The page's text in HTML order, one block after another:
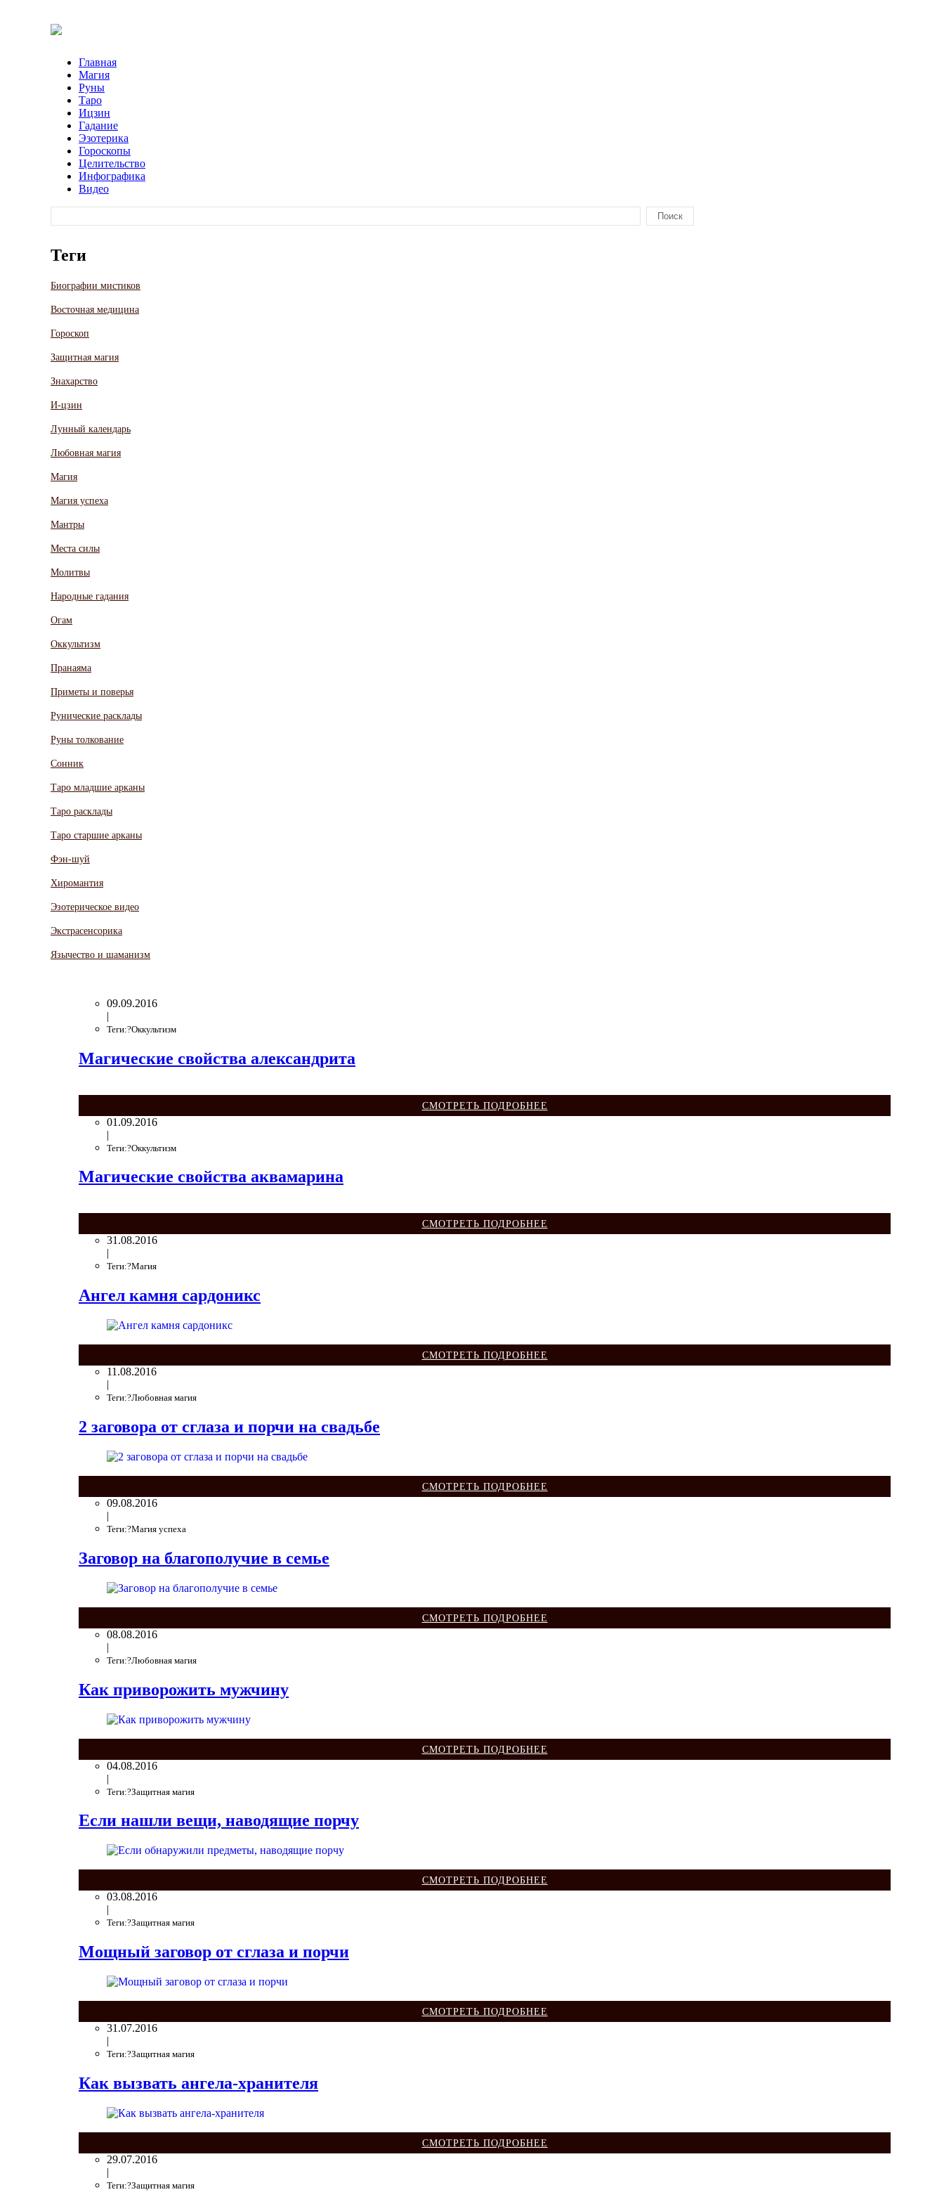
Главная
Магия
Руны
Таро
Ицзин
Гадание
Эзотерика
Гороскопы
Целительство
Инфографика
Видео
Теги
Биографии мистиков
Восточная медицина
Гороскоп
Защитная магия
Знахарство
И-цзин
Лунный календарь
Любовная магия
Магия
Магия успеха
Мантры
Места силы
Молитвы
Народные гадания
Огам
Оккультизм
Пранаяма
Приметы и поверья
Рунические расклады
Руны толкование
Сонник
Таро младшие арканы
Таро расклады
Таро старшие арканы
Фэн-шуй
Хиромантия
Эзотерическое видео
Экстрасенсорика
Язычество и шаманизм
09.09.2016
|
Теги:?Оккультизм
Магические свойства александрита
СМОТРЕТЬ ПОДРОБНЕЕ
01.09.2016
|
Теги:?Оккультизм
Магические свойства аквамарина
СМОТРЕТЬ ПОДРОБНЕЕ
31.08.2016
|
Теги:?Магия
Ангел камня сардоникс
СМОТРЕТЬ ПОДРОБНЕЕ
11.08.2016
|
Теги:?Любовная магия
2 заговора от сглаза и порчи на свадьбе
СМОТРЕТЬ ПОДРОБНЕЕ
09.08.2016
|
Теги:?Магия успеха
Заговор на благополучие в семье
СМОТРЕТЬ ПОДРОБНЕЕ
08.08.2016
|
Теги:?Любовная магия
Как приворожить мужчину
СМОТРЕТЬ ПОДРОБНЕЕ
04.08.2016
|
Теги:?Защитная магия
Если нашли вещи, наводящие порчу
СМОТРЕТЬ ПОДРОБНЕЕ
03.08.2016
|
Теги:?Защитная магия
Мощный заговор от сглаза и порчи
СМОТРЕТЬ ПОДРОБНЕЕ
31.07.2016
|
Теги:?Защитная магия
Как вызвать ангела-хранителя
СМОТРЕТЬ ПОДРОБНЕЕ
29.07.2016
|
Теги:?Защитная магия